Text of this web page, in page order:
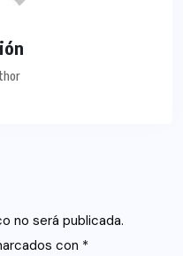
no será publicada.
con *